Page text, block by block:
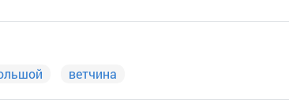
ветчина